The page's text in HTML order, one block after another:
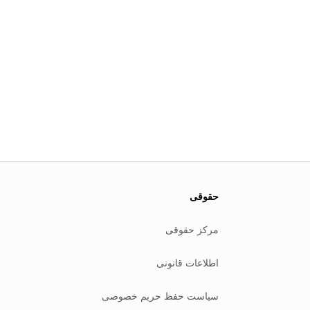
حقوقی
مرکز حقوقی
اطلاعات قانونی
سیاست حفظ حریم خصوصی